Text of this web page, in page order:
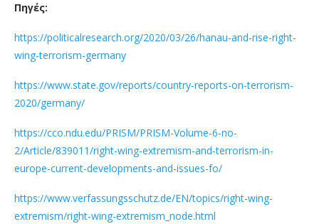
Πηγές:
https://politicalresearch.org/2020/03/26/hanau-and-rise-right-
wing-terrorism-germany
https://www.state.gov/reports/country-reports-on-terrorism-
2020/germany/
https://cco.ndu.edu/PRISM/PRISM-Volume-6-no-
2/Article/839011/right-wing-extremism-and-terrorism-in-
europe-current-developments-and-issues-fo/
https://www.verfassungsschutz.de/EN/topics/right-wing-
extremism/right-wing-extremism_node.html